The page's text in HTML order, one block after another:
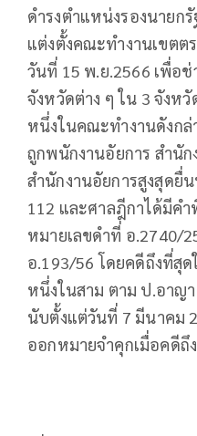
ดำรงตำแหน่งรองนายก
แต่งตั้งคณะทำงานเขตต
วันที่ 15 พ.ย.2566 เพื่อ
จังหวัดต่าง ๆ ใน 3 จังห
หนึ่งในคณะทำงานดังกล่
ถูกพนักงานอัยการ สำนั
สำนักงานอัยการสูงสุดยื่
112 และศาลฎีกาได้มีค
หมายเลขดำที่ อ.2740/
อ.193/56 โดยคดีถึงที่สุ
หนึ่งในสาม ตาม ป.อาญ
นับตั้งแต่วันที่ 7 มีนาคม
ออกหมายจำคุกเมื่อคดีถึ